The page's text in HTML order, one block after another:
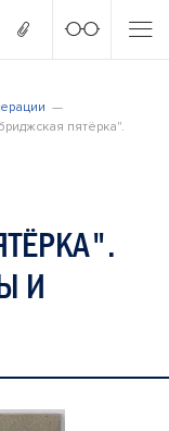
пятёрка".
И